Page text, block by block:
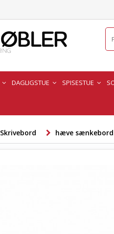
DAGLIGSTUE SPISESTUE
Skrivebord hæve sænkebord